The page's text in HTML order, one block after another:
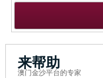
来帮助
澳门金沙平台的专家